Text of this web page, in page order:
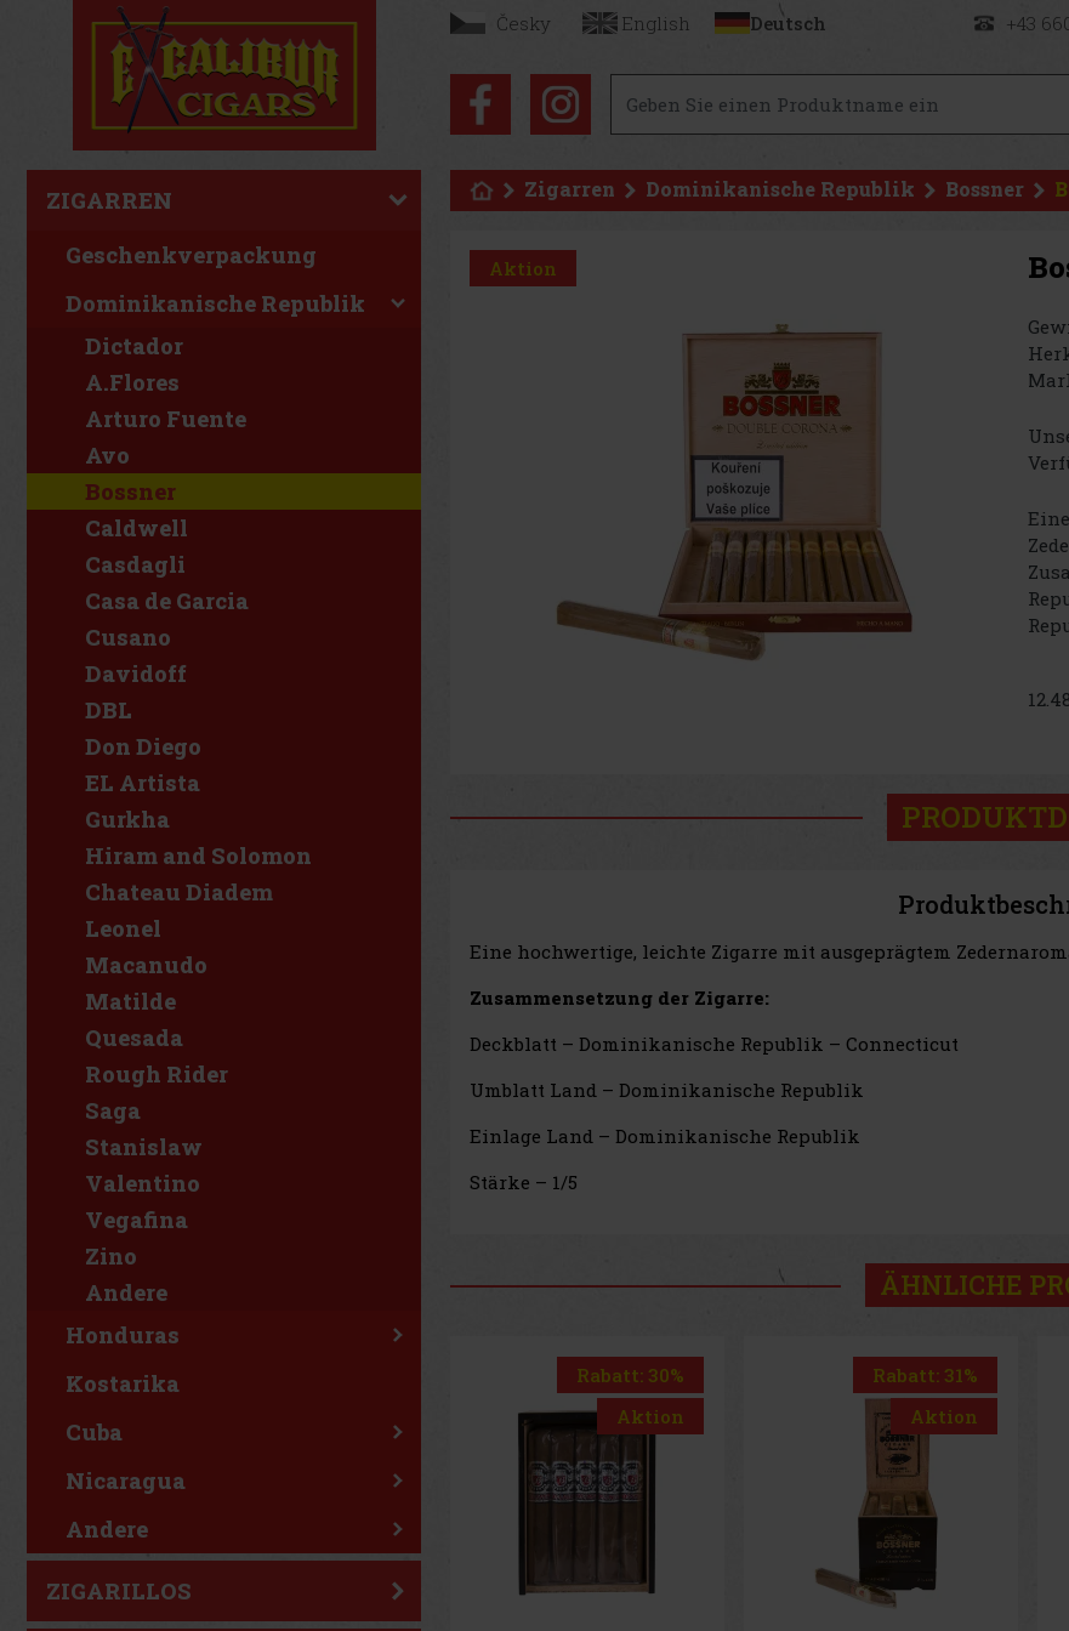
Česky English Deutsch +43
ZIGARREN
Geschenkverpackung
Dominikanische Republik
Dictador
A.Flores
Arturo Fuente
Avo
Bossner
Caldwell
Casdagli
Casa de Garcia
Cusano
Davidoff
DBL
Don Diego
EL Artista
Gurkha
Hiram and Solomon
Chateau Diadem
Leonel
Macanudo
Matilde
Quesada
Rough Rider
Saga
Stanislaw
Valentino
Vegafina
Zino
Andere
Honduras
Kostarika
Cuba
Nicaragua
Andere
ZIGARILLOS
Zigarren Dominikanische Republik Bossner
Aktion
Eine hochwertige, leichte Zigarre mit ausgeprägtem
Zusammensetzung der Zigarre:
Deckblatt – Dominikanische Republik – Connecticut
Umblatt Land – Dominikanische Republik
Einlage Land – Dominikanische Republik
Stärke – 1/5
ÄHNLICHE
Rabatt: 31%
Aktion
Rabatt: 31%
Aktion